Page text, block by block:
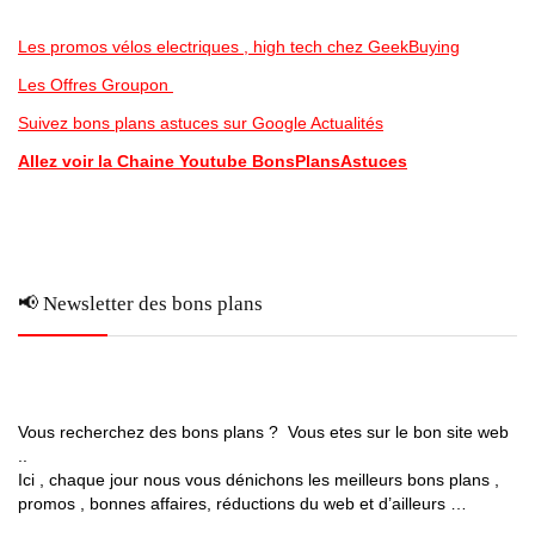
Les promos vélos electriques , high tech chez GeekBuying
Les Offres Groupon
Suivez bons plans astuces sur Google Actualités
Allez voir la Chaine Youtube BonsPlansAstuces
📢 Newsletter des bons plans
Vous recherchez des bons plans ? Vous etes sur le bon site web
Ici , chaque jour nous vous dénichons les meilleurs bons plans ,
promos , bonnes affaires, réductions du web et d’ailleurs …